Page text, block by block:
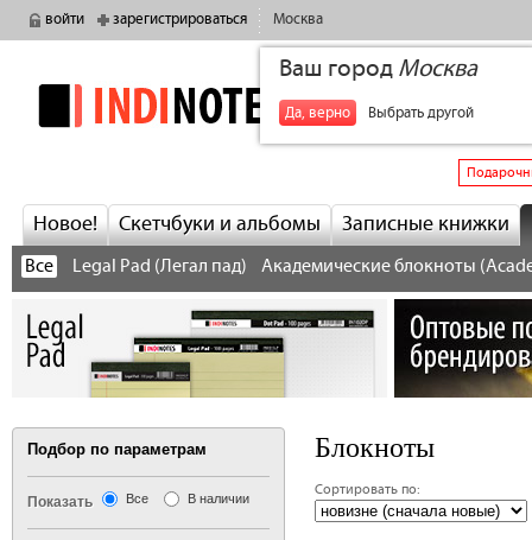
войти зарегистрироваться Москва
Ваш город Москва
Да, верно Выбрать другой
indinotes
Новое! Скетчбуки и альбомы Записные книжки
Все Legal Pad (Легал пад) Академические блокноты
Блокноты
Сортировать по:
‹ предыдущая
Подбор по параметрам
Показать Все В наличии